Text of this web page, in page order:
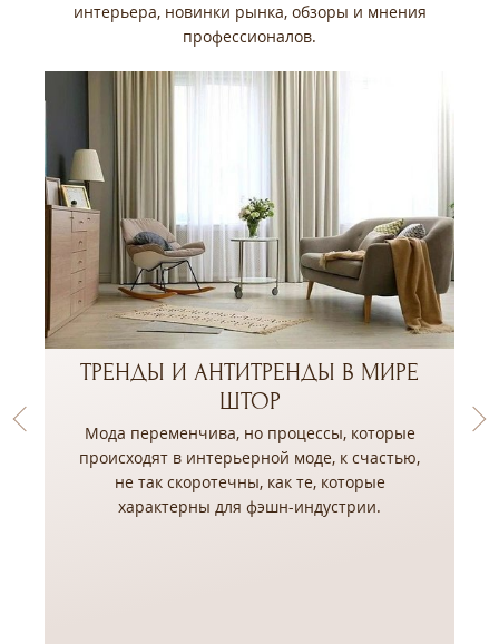
интерьера, новинки рынка, обзоры и мнения
профессионалов.
ТРЕНДЫ И АНТИТРЕНДЫ В МИРЕ
ШТОР
Мода переменчива, но процессы, которые
происходят в интерьерной моде, к счастью,
не так скоротечны, как те, которые
характерны для фэшн-индустрии.